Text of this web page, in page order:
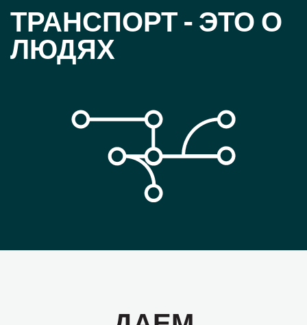
ТРАНСПОРТ - ЭТО О
ЛЮДЯХ